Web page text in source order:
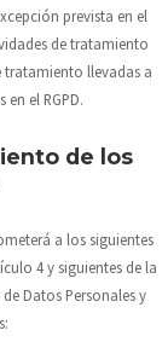
prevista en el
de tratamiento
tratamiento llevadas a
el RGPD.
de los
a los siguientes
4 y siguientes de la
Datos Personales y